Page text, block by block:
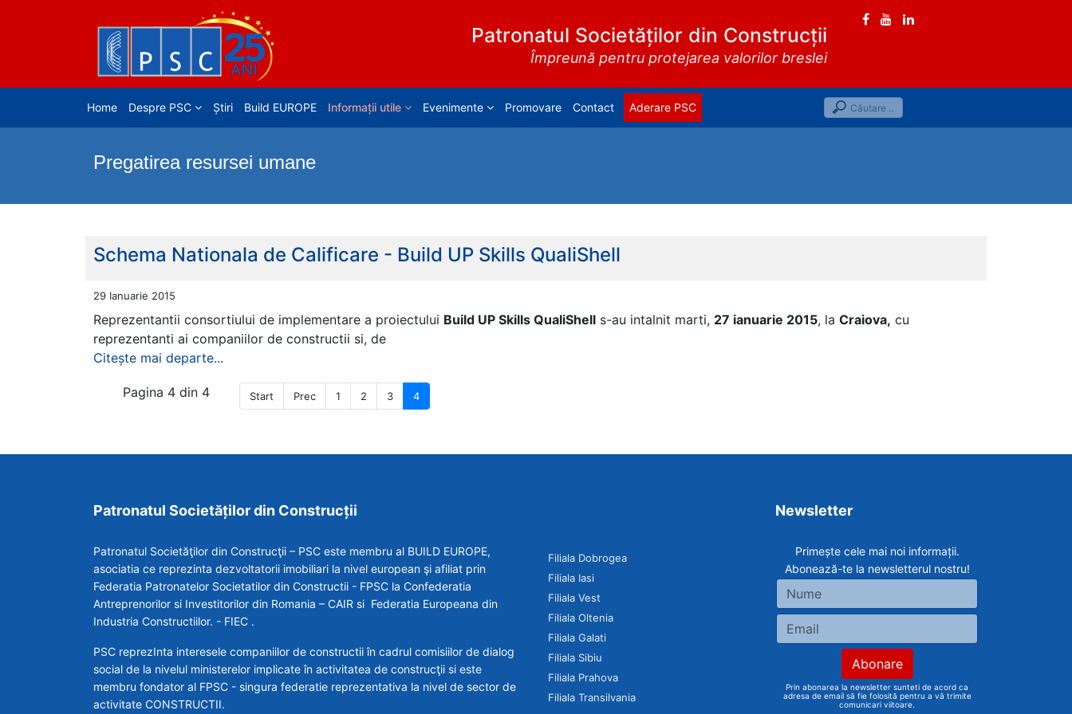
Patronatul Societăților din Construcții
Împreună pentru protejarea valorilor breslei
Home Despre PSC Știri Build EUROPE Informații utile Evenimente Promovare Contact Aderare PSC
Pregatirea resursei umane
Schema Nationala de Calificare - Build UP Skills QualiShell
29 Ianuarie 2015
Reprezentantii consortiului de implementare a proiectului Build UP Skills QualiShell s-au intalnit marti, 27 ianuarie 2015, la Craiova, cu
reprezentanti ai companiilor de constructii si, de
Citește mai departe...
Pagina 4 din 4 Start Prec 1 2 3 4
Patronatul Societăților din Construcții
Patronatul Societăţilor din Construcţii – PSC este membru al BUILD EUROPE,
asociatia ce reprezinta dezvoltatorii imobiliari la nivel european şi afiliat prin
Federatia Patronatelor Societatilor din Constructii - FPSC la Confederatia
Antreprenorilor si Investitorilor din Romania – CAIR si Federatia Europeana din
Industria Constructiilor. - FIEC .
PSC reprezInta interesele companiilor de constructii în cadrul comisiilor de dialog
social de la nivelul ministerelor implicate în activitatea de construcţii si este
membru fondator al FPSC - singura federatie reprezentativa la nivel de sector de
activitate CONSTRUCTII.
Filiala Dobrogea
Filiala Iasi
Filiala Vest
Filiala Oltenia
Filiala Galati
Filiala Sibiu
Filiala Prahova
Filiala Transilvania
Newsletter
Primește cele mai noi informații.
Abonează-te la newsletterul nostru!
Prin abonarea la newsletter sunteti de acord ca
adresa de email să fie folosită pentru a vă trimite
comunicari viitoare.